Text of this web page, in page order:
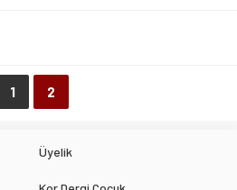
1 2
Üyelik